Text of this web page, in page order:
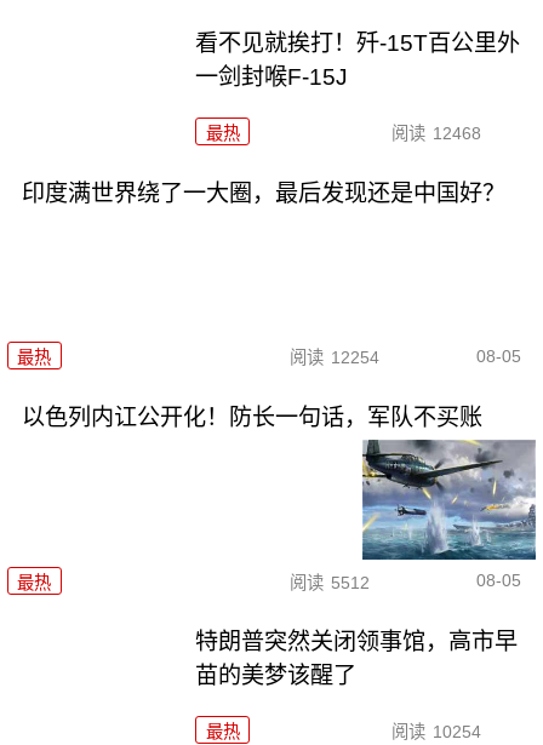
看不见就挨打！歼-15T百公里外
一剑封喉F-15J
最热 阅读 12468
印度满世界绕了一大圈，最后发现还是中国好？
最热 阅读 12254 08-05
以色列内讧公开化！防长一句话，军队不买账
最热 阅读 5512 08-05
特朗普突然关闭领事馆，高市早
苗的美梦该醒了
最热 阅读 10254